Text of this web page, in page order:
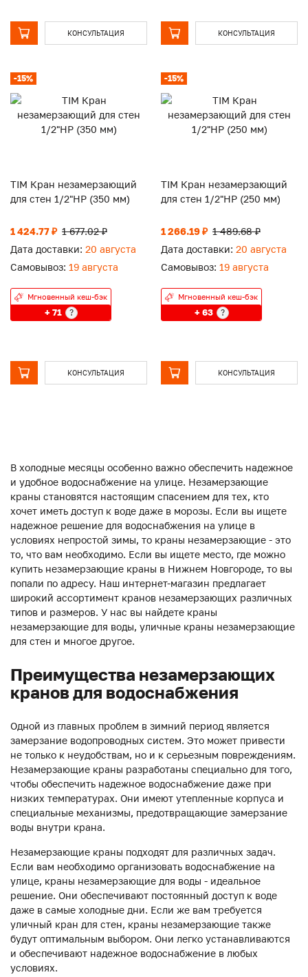
КОНСУЛЬТАЦИЯ КОНСУЛЬТАЦИЯ
-15%
TIM Кран незамерзающий
для стен 1/2"НР (350 мм)
1 424.77 ₽ 1 677.02 ₽
Дата доставки: 20 августа
Самовывоз: 19 августа
Мгновенный кеш-бэк
+ 71 ?
КОНСУЛЬТАЦИЯ
-15%
TIM Кран незамерзающий
для стен 1/2"НР (250 мм)
1 266.19 ₽ 1 489.68 ₽
Дата доставки: 20 августа
Самовывоз: 19 августа
Мгновенный кеш-бэк
+ 63 ?
КОНСУЛЬТАЦИЯ
В холодные месяцы особенно важно обеспечить надежное
и удобное водоснабжение на улице. Незамерзающие
краны становятся настоящим спасением для тех, кто
хочет иметь доступ к воде даже в морозы. Если вы ищете
надежное решение для водоснабжения на улице в
условиях непростой зимы, то краны незамерзающие - это
то, что вам необходимо. Если вы ищете место, где можно
купить незамерзающие краны в Нижнем Новгороде, то вы
попали по адресу. Наш интернет-магазин предлагает
широкий ассортимент кранов незамерзающих различных
типов и размеров. У нас вы найдете краны
незамерзающие для воды, уличные краны незамерзающие
для стен и многое другое.
Преимущества незамерзающих
кранов для водоснабжения
Одной из главных проблем в зимний период является
замерзание водопроводных систем. Это может привести
не только к неудобствам, но и к серьезным повреждениям.
Незамерзающие краны разработаны специально для того,
чтобы обеспечить надежное водоснабжение даже при
низких температурах. Они имеют утепленные корпуса и
специальные механизмы, предотвращающие замерзание
воды внутри крана.
Незамерзающие краны подходят для различных задач.
Если вам необходимо организовать водоснабжение на
улице, краны незамерзающие для воды - идеальное
решение. Они обеспечивают постоянный доступ к воде
даже в самые холодные дни. Если же вам требуется
уличный кран для стен, краны незамерзающие также
будут оптимальным выбором. Они легко устанавливаются
и обеспечивают надежное водоснабжение в любых
условиях.